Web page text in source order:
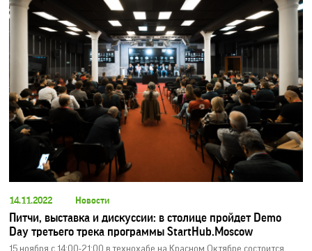
14.11.2022 Новости
Питчи, выставка и дискуссии: в столице пройдет Demo
Day третьего трека программы StartHub.Moscow
15 ноября с 14:00-21:00 в технохабе на Красном Октябре состоится